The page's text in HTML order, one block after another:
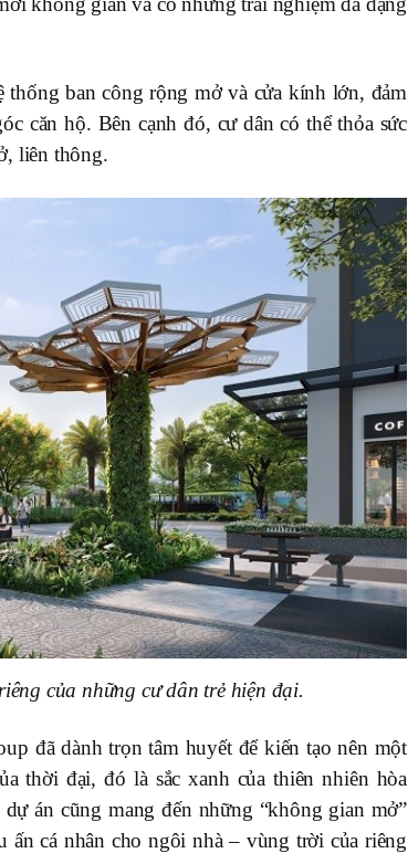
ban công rộng mở và cửa kính lớn, đảm
căn hộ. Bên cạnh đó, cư dân có thể thỏa sức
liên thông.
của những cư dân trẻ hiện đại.
đã dành trọn tâm huyết để kiến tạo nên một
thời đại, đó là sắc xanh của thiên nhiên hòa
án cũng mang đến những “không gian mở”
ấn cá nhân cho ngôi nhà – vùng trời của riêng